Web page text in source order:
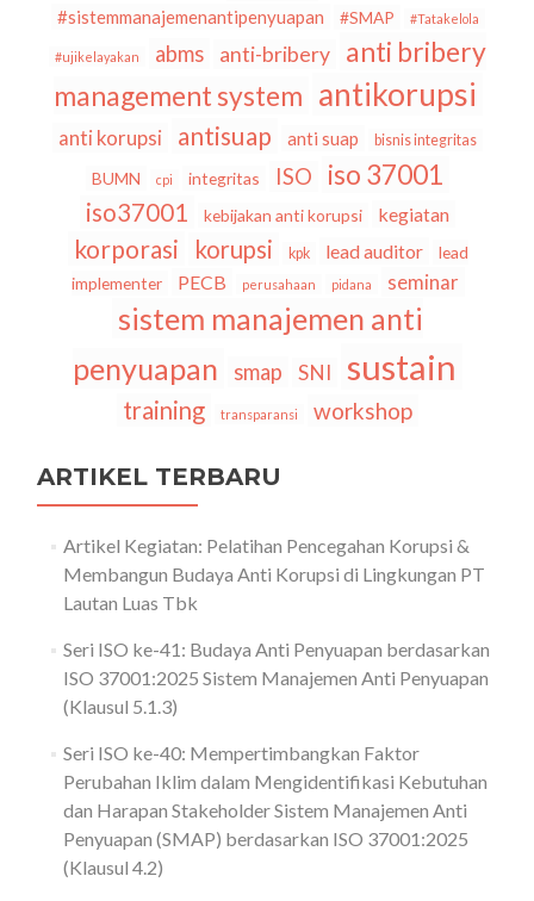
#sistemmanajemenantipenyuapan #SMAP #Tatakelola
#ujikelayakan abms anti-bribery
anti bribery
management system antikorupsi
anti korupsi antisuap anti suap bisnis integritas
BUMN cpi integritas ISO iso 37001
iso37001 kebijakan anti korupsi kegiatan
korporasi korupsi kpk lead auditor
lead
implementer
PECB perusahaan pidana seminar
sistem manajemen anti
penyuapan
smap SNI sustain
training transparansi workshop
ARTIKEL TERBARU
Artikel Kegiatan: Pelatihan Pencegahan Korupsi &
Membangun Budaya Anti Korupsi di Lingkungan PT
Lautan Luas Tbk
Seri ISO ke-41: Budaya Anti Penyuapan berdasarkan
ISO 37001:2025 Sistem Manajemen Anti Penyuapan
(Klausul 5.1.3)
Seri ISO ke-40: Mempertimbangkan Faktor
Perubahan Iklim dalam Mengidentifikasi Kebutuhan
dan Harapan Stakeholder Sistem Manajemen Anti
Penyuapan (SMAP) berdasarkan ISO 37001:2025
(Klausul 4.2)